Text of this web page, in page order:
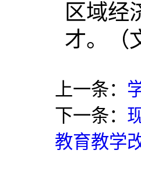
区域经
才。（
上一条：
下一条：
教育教学